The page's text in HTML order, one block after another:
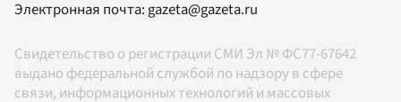
Электронная почта: gazeta@gazeta.ru
Свидетельство о регистрации СМИ Эл № ФС77-67642
выдано федеральной службой по надзору в сфере
связи, информационных технологий и массовых